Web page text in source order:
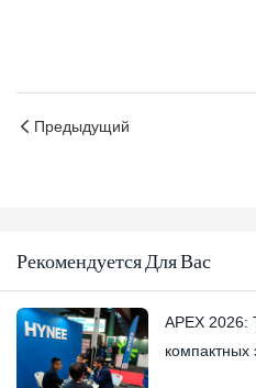
Предыдущий
Рекомендуется Для Вас
APEX 2026:
компактных